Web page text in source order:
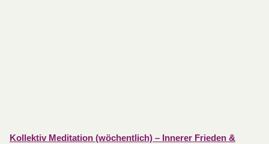
Kollektiv Meditation (wöchentlich) – Innerer Frieden &